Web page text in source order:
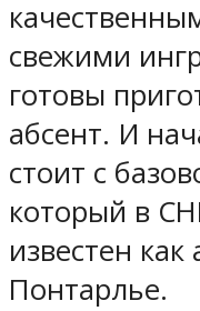
свежими
готовы
абсент. И
стоит с
который в
известен как
Понтарлье.